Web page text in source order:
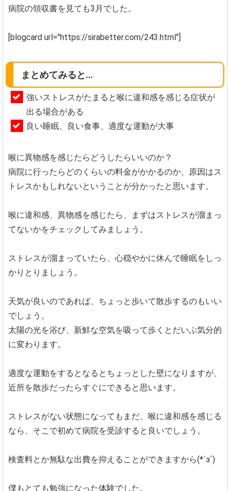
病院の領収書を見ても3月でした。
[blogcard url="https://sirabetter.com/243.html"]
まとめてみると…
強いストレスがたまると喉に違和感を感じる症状が
出る場合がある
良い睡眠、良い食事、適度な運動が大事
喉に異物感を感じたらどうしたらいいのか？
病院に行ったらどのくらいの料金がかかるのか、原因はス
トレスかもしれないということが分かったと思います。
喉に違和感、異物感を感じたら、まずはストレスが溜まっ
てないかをチェックしてみましょう。
ストレスが溜まっていたら、心穏やかに休んで睡眠をしっ
かりとりましょう。
天気が良いのであれば、ちょっと歩いて散歩するのもいい
でしょう。
太陽の光を浴び、新鮮な空気を吸って歩くとだいぶ気分的
に変わります。
適度な運動をするとなるとちょっとした壁になりますが、
近所を散歩だったらすぐにできると思います。
ストレスがない状態になってもまだ、喉に違和感を感じる
なら、そこで初めて病院を受診すると良いでしょう。
検査料とか無駄な出費を抑えることができますから(*´з`)
僕もとても勉強になった体験でした。